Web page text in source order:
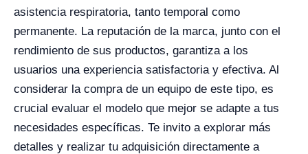
asistencia respiratoria, tanto temporal como
permanente. La reputación de la marca, junto con el
rendimiento de sus productos, garantiza a los
usuarios una experiencia satisfactoria y efectiva. Al
considerar la compra de un equipo de este tipo, es
crucial evaluar el modelo que mejor se adapte a tus
necesidades específicas. Te invito a explorar más
detalles y realizar tu adquisición directamente a